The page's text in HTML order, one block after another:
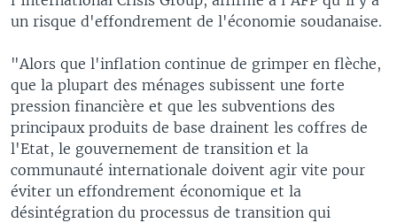
un risque d'effondrement de l'économie soudanaise.
"Alors que l'inflation continue de grimper en flèche,
que la plupart des ménages subissent une forte
pression financière et que les subventions des
principaux produits de base drainent les coffres de
l'Etat, le gouvernement de transition et la
communauté internationale doivent agir vite pour
éviter un effondrement économique et la
désintégration du processus de transition qui